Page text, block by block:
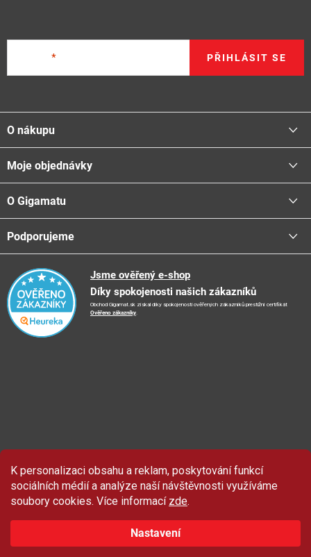
K personalizaci obsahu a reklam, poskytování funkcí
sociálních médií a analýze naší návštěvnosti využíváme
soubory cookies. Více informací zde.
Nastavení
PŘIHLÁSIT SE
á
p
a
O nákupu
Proč nakupovat u nás
Platba - možnosti
Centrála a odběrná místa
Reklamační řád
Vrácení zboží a reklamace
Doporučení při nákupu
Ochrana osobních údajů
Moje objednávky
Přihlásit
O Gigamatu
📞Kontakty
📺TV reklama
📝Blog
🤝 Partneři
Podporujeme
Podporujeme
🏨FN Bulovka
🏨Nemocnice Homolka
Jsme ověřený e-shop
Díky spokojenosti našich zákazníků
Obchod Gigamat.sk získal díky spokojenosti ověřených zákazníků prestižní certifikát
Ověřeno zákazníky.
Sleva 100 Kčna produkty značky Asist.